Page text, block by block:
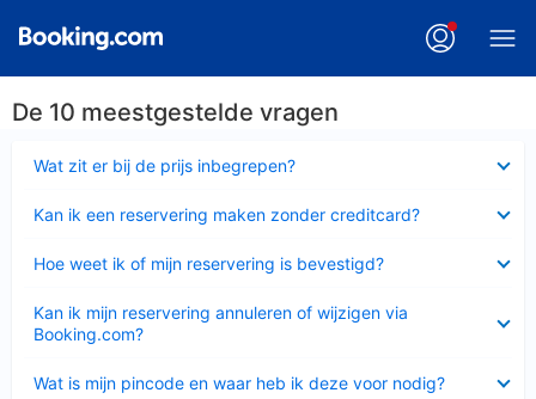
De 10 meestgestelde vragen
Wat zit er bij de prijs inbegrepen?
Kan ik een reservering maken zonder creditcard?
Hoe weet ik of mijn reservering is bevestigd?
Kan ik mijn reservering annuleren of wijzigen via
Booking.com?
Wat is mijn pincode en waar heb ik deze voor nodig?